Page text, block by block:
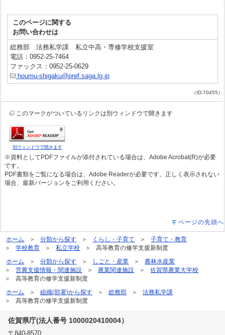
このページに関する
お問い合わせは
総務部 法務私学課 私立中高・専修学校支援室
電話：0952-25-7464
ファックス：0952-25-0629
houmu-shigaku@pref.saga.lg.jp
（ID:70455）
このマークがついているリンクは別ウィンドウで開きます
別ウィンドウで開きます
※資料としてPDFファイルが添付されている場合は、Adobe Acrobat(R)が必要
です。
PDF書類をご覧になる場合は、Adobe Readerが必要です。正しく表示されない
場合、最新バージョンをご利用ください。
ページの先頭へ
ホーム 分類から探す くらし・子育て
子育て・教育
学校教育
私立学校
高等教育の修学支援新制度
ホーム
分類から探す しごと・産業
農林水産業
営農支援情報・関連施設
農業関連施設
佐賀県農業大学校
高等教育の修学支援新制度
ホーム
組織(部署)から探す 総務部
法務私学課
高等教育の修学支援新制度
佐賀県庁(法人番号 1000020410004）
〒840-8570